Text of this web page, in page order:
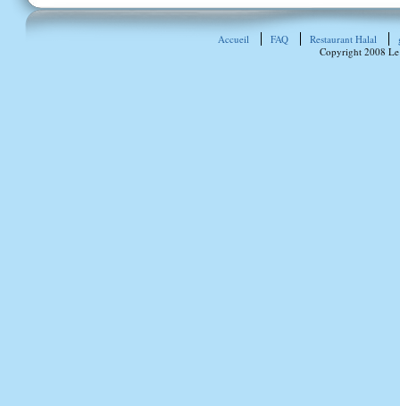
Accueil FAQ Restaurant Halal
Copyright 2008